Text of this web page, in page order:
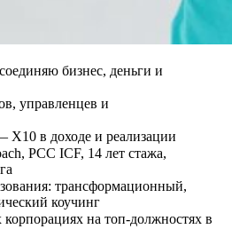
бизнес, деньги и
управленцев и
в доходе и реализации
PCC ICF, 14 лет стажа,
трансформационный,
коучинг
на топ-должностях в